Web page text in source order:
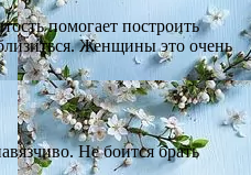
помогает построить
Женщины это очень
Не боится брать